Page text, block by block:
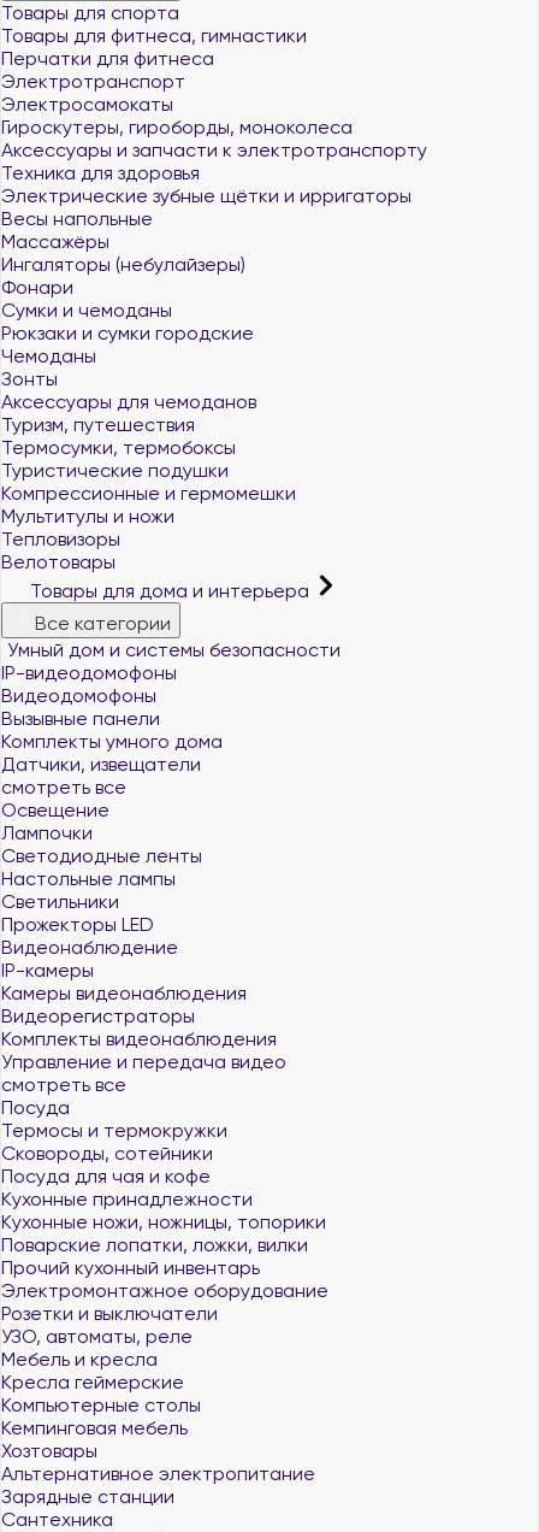
Товары для спорта
Товары для фитнеса, гимнастики
Перчатки для фитнеса
Электротранспорт
Электросамокаты
Гироскутеры, гироборды, моноколеса
Аксессуары и запчасти к электротранспорту
Техника для здоровья
Электрические зубные щётки и ирригаторы
Весы напольные
Массажёры
Ингаляторы (небулайзеры)
Фонари
Сумки и чемоданы
Рюкзаки и сумки городские
Чемоданы
Зонты
Аксессуары для чемоданов
Туризм, путешествия
Термосумки, термобоксы
Туристические подушки
Компрессионные и гермомешки
Мультитулы и ножи
Тепловизоры
Велотовары
Товары для дома и интерьера
Все категории
Умный дом и системы безопасности
IP-видеодомофоны
Видеодомофоны
Вызывные панели
Комплекты умного дома
Датчики, извещатели
смотреть все
Освещение
Лампочки
Светодиодные ленты
Настольные лампы
Светильники
Прожекторы LED
Видеонаблюдение
IP-камеры
Камеры видеонаблюдения
Видеорегистраторы
Комплекты видеонаблюдения
Управление и передача видео
смотреть все
Посуда
Термосы и термокружки
Сковороды, сотейники
Посуда для чая и кофе
Кухонные принадлежности
Кухонные ножи, ножницы, топорики
Поварские лопатки, ложки, вилки
Прочий кухонный инвентарь
Электромонтажное оборудование
Розетки и выключатели
УЗО, автоматы, реле
Мебель и кресла
Кресла геймерские
Компьютерные столы
Кемпинговая мебель
Хозтовары
Альтернативное электропитание
Зарядные станции
Сантехника